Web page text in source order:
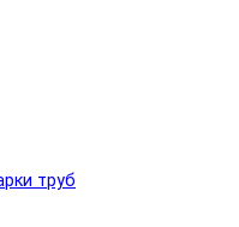
труб